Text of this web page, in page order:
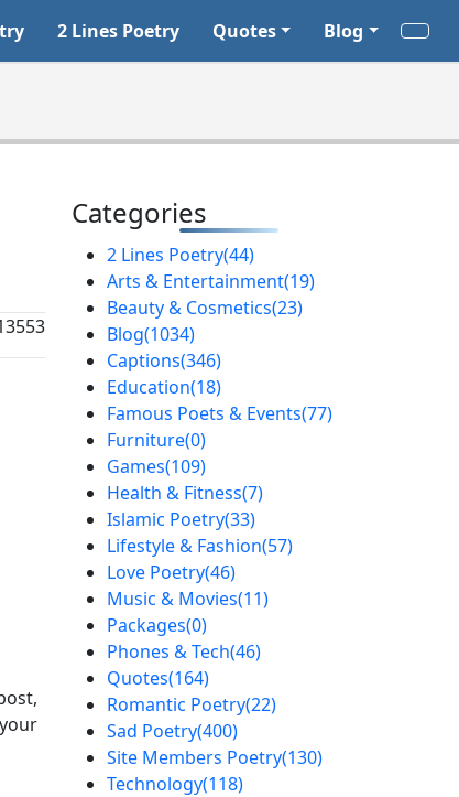
2 Lines Poetry Quotes Blog
Categories
2 Lines Poetry(44)
Arts & Entertainment(19)
Beauty & Cosmetics(23)
Blog(1034)
Captions(346)
Education(18)
Famous Poets & Events(77)
Furniture(0)
Games(109)
Health & Fitness(7)
Islamic Poetry(33)
Lifestyle & Fashion(57)
Love Poetry(46)
Music & Movies(11)
Packages(0)
Phones & Tech(46)
Quotes(164)
Romantic Poetry(22)
Sad Poetry(400)
Site Members Poetry(130)
Technology(118)